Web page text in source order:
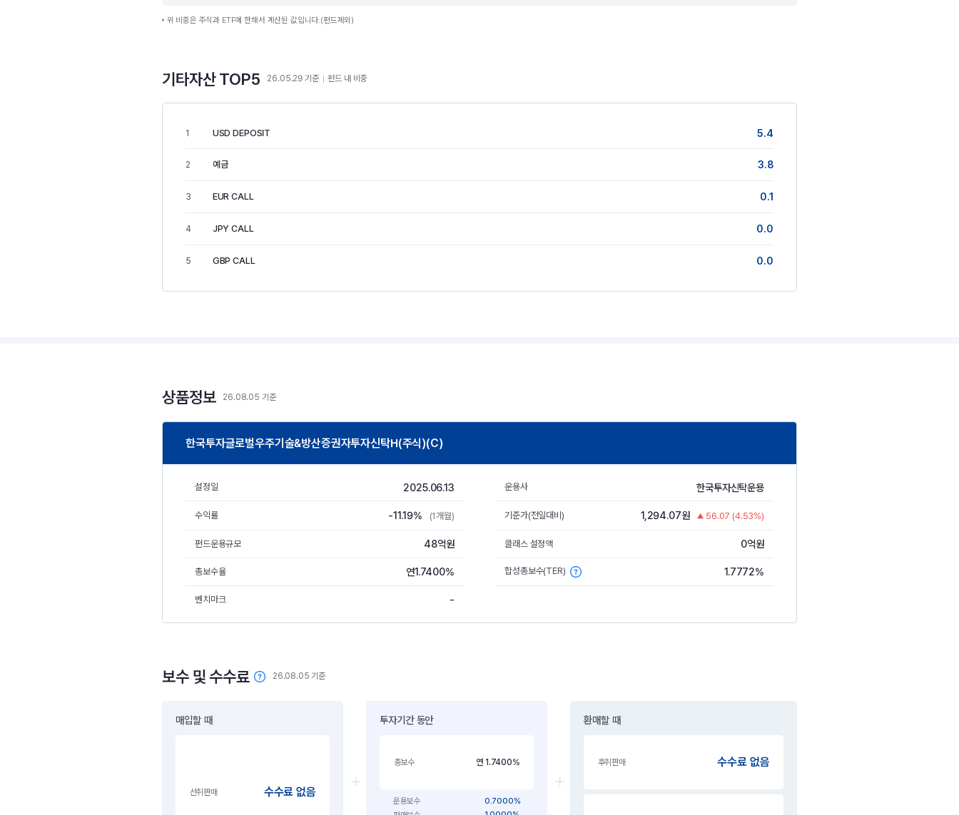
위 비중은 주식과 ETF에 한해서 계산된 값입니다.(펀드제외)
기타자산 TOP5 26.05.29 기준 펀드 내 비중
1 USD DEPOSIT 5.4
2 예금 3.8
3 EUR CALL 0.1
4 JPY CALL 0.0
5 GBP CALL 0.0
상품정보 26.08.05 기준
한국투자글로벌우주기술&방산증권자투자신탁H(주식)(C)
설정일 2025.06.13 운용사 한국투자신탁운용
수익률 -11.19% (1개월) 기준가(전일대비) 1,294.07원 56.07 (4.53%)
펀드운용규모 48억원 클래스 설정액 0억원
총보수율 연1.7400% 합성총보수(TER) 1.7772%
벤치마크 -
보수 및 수수료 26.08.05 기준
매입할 때
선취판매 수수료 없음
투자기간 동안
총보수 연 1.7400%
운용보수
0.7000%
환매할 때
후취판매 수수료 없음